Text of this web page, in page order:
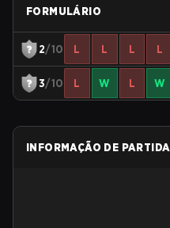
FORMULÁRIO
2/10 L L L L
3/10 L W L W
INFORMAÇÃO DE PARTIDA